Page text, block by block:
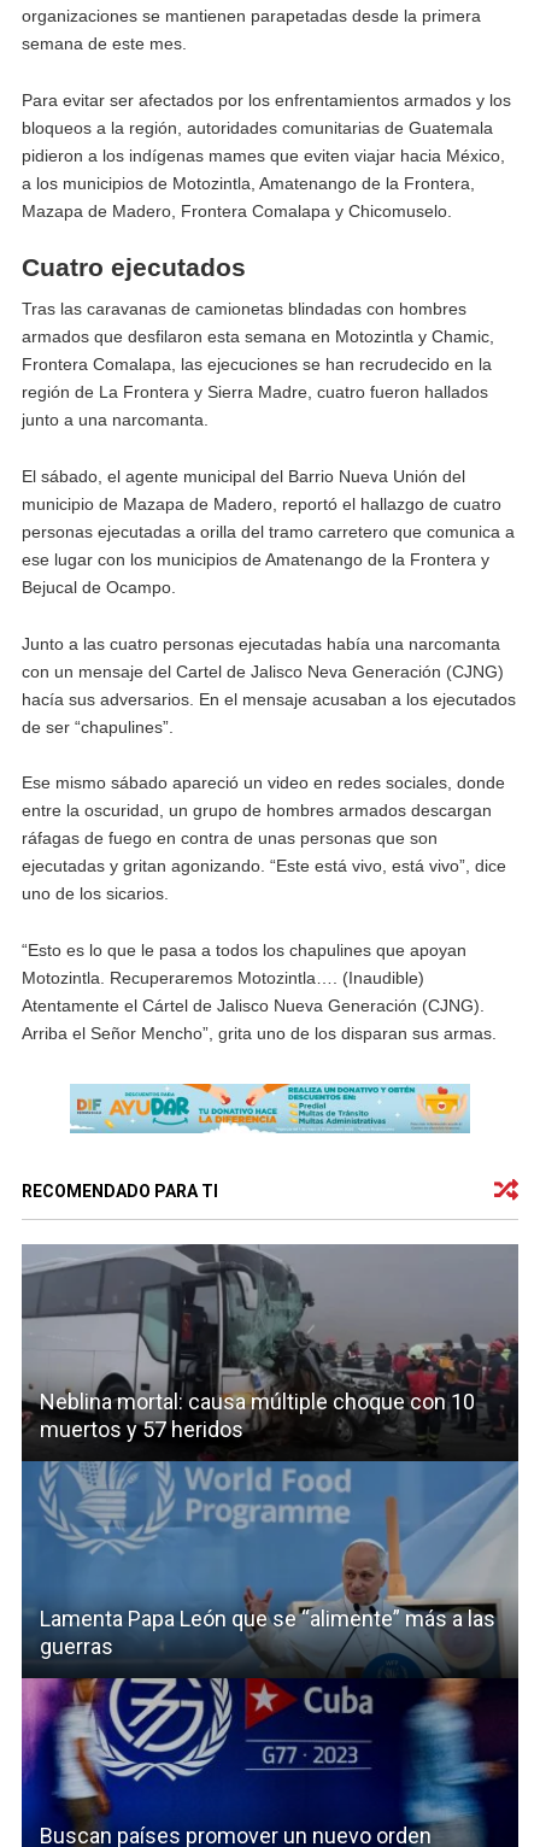
organizaciones se mantienen parapetadas desde la primera
semana de este mes.
Para evitar ser afectados por los enfrentamientos armados y los
bloqueos a la región, autoridades comunitarias de Guatemala
pidieron a los indígenas mames que eviten viajar hacia México,
a los municipios de Motozintla, Amatenango de la Frontera,
Mazapa de Madero, Frontera Comalapa y Chicomuselo.
Cuatro ejecutados
Tras las caravanas de camionetas blindadas con hombres
armados que desfilaron esta semana en Motozintla y Chamic,
Frontera Comalapa, las ejecuciones se han recrudecido en la
región de La Frontera y Sierra Madre, cuatro fueron hallados
junto a una narcomanta.
El sábado, el agente municipal del Barrio Nueva Unión del
municipio de Mazapa de Madero, reportó el hallazgo de cuatro
personas ejecutadas a orilla del tramo carretero que comunica a
ese lugar con los municipios de Amatenango de la Frontera y
Bejucal de Ocampo.
Junto a las cuatro personas ejecutadas había una narcomanta
con un mensaje del Cartel de Jalisco Neva Generación (CJNG)
hacía sus adversarios. En el mensaje acusaban a los ejecutados
de ser “chapulines”.
Ese mismo sábado apareció un video en redes sociales, donde
entre la oscuridad, un grupo de hombres armados descargan
ráfagas de fuego en contra de unas personas que son
ejecutadas y gritan agonizando. “Este está vivo, está vivo”, dice
uno de los sicarios.
“Esto es lo que le pasa a todos los chapulines que apoyan
Motozintla. Recuperaremos Motozintla…. (Inaudible)
Atentamente el Cártel de Jalisco Nueva Generación (CJNG).
Arriba el Señor Mencho”, grita uno de los disparan sus armas.
RECOMENDADO PARA TI
Neblina mortal: causa múltiple choque con 10
muertos y 57 heridos
Lamenta Papa León que se “alimente” más a las
guerras
Buscan países promover un nuevo orden